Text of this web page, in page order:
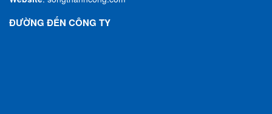
ĐƯỜNG ĐẾN CÔNG TY